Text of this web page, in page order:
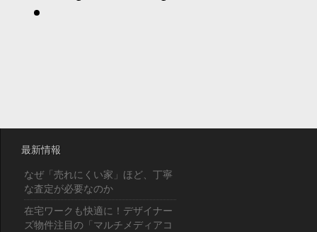
最新情報
なぜ「売れにくい家」ほど、丁寧
な査定が必要なのか
在宅ワークも快適に！デザイナー
ズ物件注目の「マルチメディアコ